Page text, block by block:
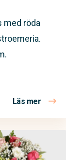
med röda
Läs mer om